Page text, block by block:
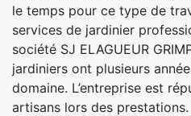
le temps pour ce type de
services de jardinier
société SJ ELAGUEUR
jardiniers ont plusieurs
domaine. L’entreprise est
artisans lors des